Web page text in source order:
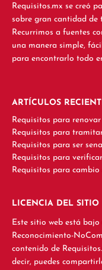
Requisitos.mx se creó
sobre gran cantidad de
Recurrimos a fuentes
una manera simple,
para encontrarlo todo
ARTÍCULOS
Requisitos para
Requisitos para
Requisitos para ser
Requisitos para
Requisitos para cambio
LICENCIA DEL SITIO
Este sitio web está
Reconocimiento-
contenido de
decir, puedes